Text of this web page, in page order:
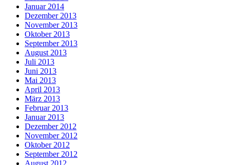
Januar 2014
Dezember 2013
November 2013
Oktober 2013
September 2013
August 2013
Juli 2013
Juni 2013
Mai 2013
April 2013
März 2013
Februar 2013
Januar 2013
Dezember 2012
November 2012
Oktober 2012
September 2012